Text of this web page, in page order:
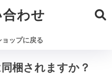
わせ
ップに戻る
梱されますか？